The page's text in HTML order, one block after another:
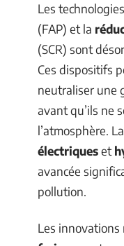
Les
(FAP) et la
(SCR) sont
Ces dispositifs
neutraliser une
avant qu’ils ne
l’atmosphère.
électriqueset
avancée
pollution.
Les innovations